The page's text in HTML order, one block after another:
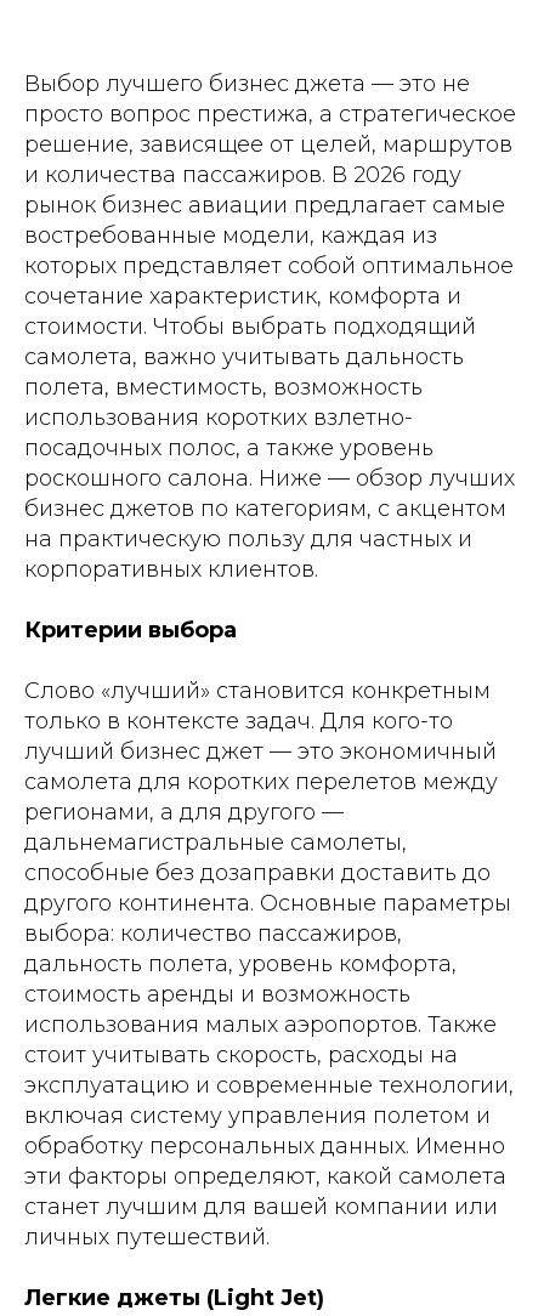
Выбор лучшего бизнес джета — это не
просто вопрос престижа, а стратегическое
решение, зависящее от целей, маршрутов
и количества пассажиров. В 2026 году
рынок бизнес авиации предлагает самые
востребованные модели, каждая из
которых представляет собой оптимальное
сочетание характеристик, комфорта и
стоимости. Чтобы выбрать подходящий
самолета, важно учитывать дальность
полета, вместимость, возможность
использования коротких взлетно-
посадочных полос, а также уровень
роскошного салона. Ниже — обзор лучших
бизнес джетов по категориям, с акцентом
на практическую пользу для частных и
корпоративных клиентов.
Критерии выбора
Слово «лучший» становится конкретным
только в контексте задач. Для кого-то
лучший бизнес джет — это экономичный
самолета для коротких перелетов между
регионами, а для другого —
дальнемагистральные самолеты,
способные без дозаправки доставить до
другого континента. Основные параметры
выбора: количество пассажиров,
дальность полета, уровень комфорта,
стоимость аренды и возможность
использования малых аэропортов. Также
стоит учитывать скорость, расходы на
эксплуатацию и современные технологии,
включая систему управления полетом и
обработку персональных данных. Именно
эти факторы определяют, какой самолета
станет лучшим для вашей компании или
личных путешествий.
Легкие джеты (Light Jet)